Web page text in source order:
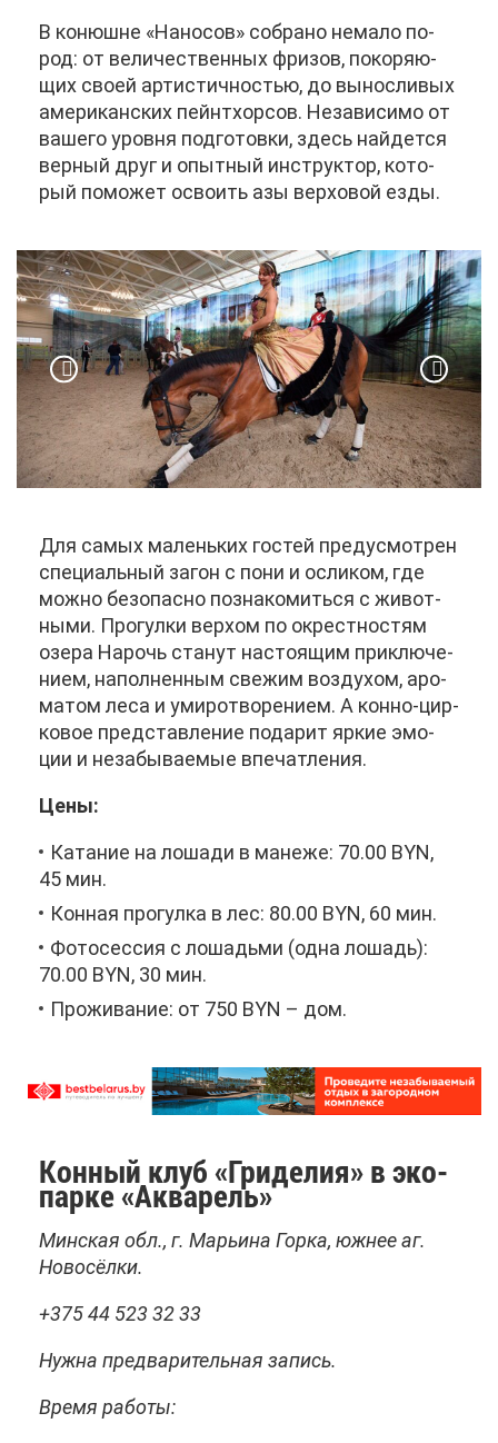
В ко­нюшне «На­но­сов» со­бра­но нема­ло по­
род: от ве­ли­че­ствен­ных фри­зов, по­ко­ря­ю­
щих сво­ей ар­ти­стич­но­стью, до вы­нос­ли­вых
аме­ри­кан­ских пейнт­хор­сов. Неза­ви­си­мо от
ва­ше­го уров­ня под­го­тов­ки, здесь най­дет­ся
вер­ный друг и опыт­ный ин­струк­тор, ко­то­
рый по­мо­жет осво­ить азы вер­хо­вой ез­ды.
Для са­мых ма­лень­ких го­стей преду­смот­рен
спе­ци­аль­ный за­гон с по­ни и осли­ком, где
мож­но без­опас­но по­зна­ко­мить­ся с жи­вот­
ны­ми. Про­гул­ки вер­хом по окрест­но­стям
озе­ра На­рочь ста­нут на­сто­я­щим при­клю­че­
ни­ем, на­пол­нен­ным све­жим воз­ду­хом, аро­
ма­том ле­са и уми­ро­тво­ре­ни­ем. А кон­но-цир­
ко­вое пред­став­ле­ние по­да­рит яр­кие эмо­
ции и неза­бы­ва­е­мые впе­чат­ле­ния.
Це­ны:
Ка­та­ние на ло­ша­ди в ма­не­же: 70.00 BYN,
45 мин.
Кон­ная про­гул­ка в лес: 80.00 BYN, 60 мин.
Фо­то­сес­сия с ло­ша­дь­ми (од­на ло­шадь):
70.00 BYN, 30 мин.
Про­жи­ва­ние: от 750 BYN – дом.
Кон­ный клуб «Гри­де­лия» в эко­
пар­ке «Ак­ва­рель»
Мин­ская обл., г. Ма­рьи­на Гор­ка, юж­нее аг.
Но­во­сёл­ки.
+375 44 523 32 33
Нуж­на пред­ва­ри­тель­ная за­пись.
Вре­мя ра­бо­ты: